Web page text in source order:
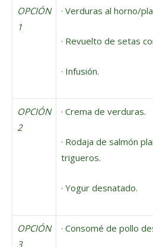
OPCIÓN
1
· Verduras al horno/
· Revuelto de setas
· Infusión.
OPCIÓN
2
· Crema de verduras.
· Rodaja de salmón
trigueros.
· Yogur desnatado.
OPCIÓN
3
· Consomé de pollo